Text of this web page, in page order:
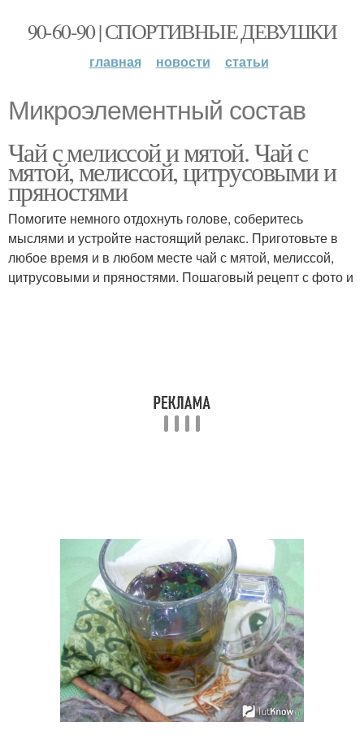
90-60-90 | СПОРТИВНЫЕ ДЕВУШКИ
главная новости статьи
Микроэлементный состав
Чай с мелиссой и мятой. Чай с
мятой, мелиссой, цитрусовыми и
пряностями
Помогите немного отдохнуть голове, соберитесь
мыслями и устройте настоящий релакс. Приготовьте в
любое время и в любом месте чай с мятой, мелиссой,
цитрусовыми и пряностями. Пошаговый рецепт с фото и